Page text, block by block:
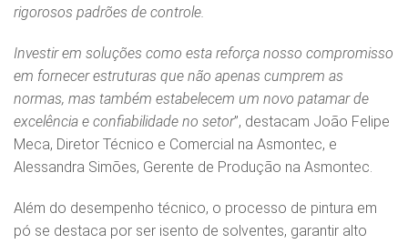
rigorosos padrões de controle.
Investir em soluções como esta reforça nosso compromisso
em fornecer estruturas que não apenas cumprem as
normas, mas também estabelecem um novo patamar de
excelência e confiabilidade no setor”, destacam João Felipe
Meca, Diretor Técnico e Comercial na Asmontec, e
Alessandra Simões, Gerente de Produção na Asmontec.
Além do desempenho técnico, o processo de pintura em
pó se destaca por ser isento de solventes, garantir alto